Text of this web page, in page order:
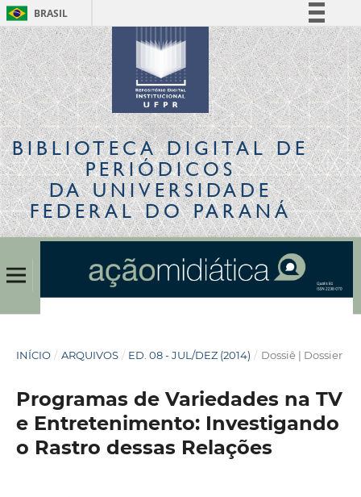
BRASIL
Simplifique!
Comunica BR
Participe
Acesso à informação
Legislação
Canais
BIBLIOTECA DIGITALDE
PERIÓDICOS
DA UNIVERSIDADE
FEDERAL DO PARANÁ
INÍCIO / ARQUIVOS / ED. 08 - JUL/DEZ (2014) / Dossiê | Dossier
Programas de Variedades na TV
e Entretenimento: Investigando
o Rastro dessas Relações